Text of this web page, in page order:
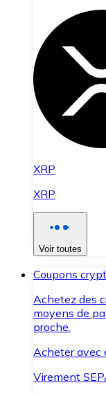
XRP
XRP
Voir toutes
Coupons
Achetez des
moyens de
proche.
Acheter avec
Virement